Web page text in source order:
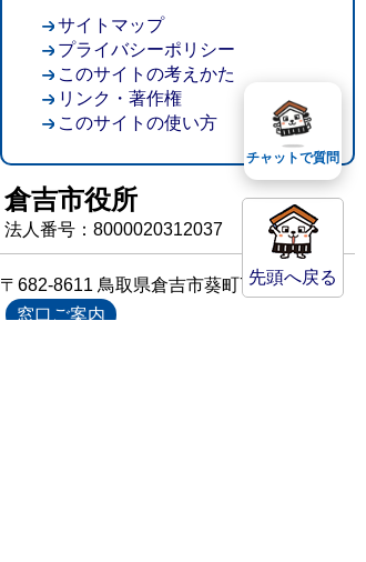
先頭へ戻る
サイトマップ
プライバシーポリシー
このサイトの考えかた
リンク・著作権
このサイトの使い方
倉吉市役所
法人番号：8000020312037
〒682-8611 鳥取県倉吉市葵町722
窓口ご案内
チャットで質問